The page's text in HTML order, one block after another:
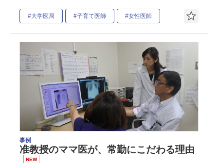
#大学医局 #子育て医師 #女性医師
事例
准教授のママ医が、常勤にこだわる理由
NEW